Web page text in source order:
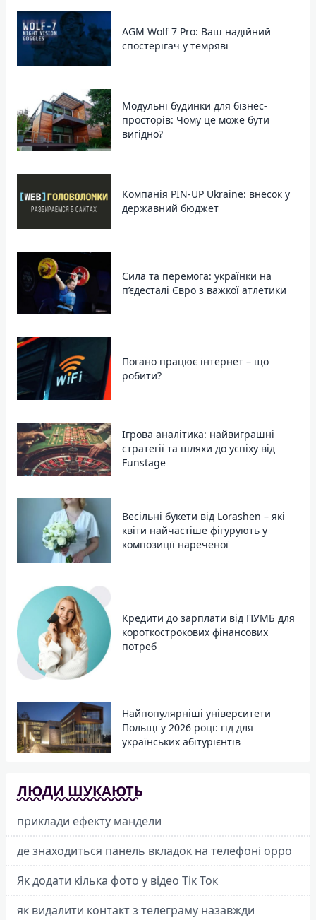
AGM Wolf 7 Pro: Ваш надійний
спостерігач у темряві
Модульні будинки для бізнес-
просторів: Чому це може бути
вигідно?
Компанія PIN-UP Ukraine: внесок у
державний бюджет
Сила та перемога: українки на
п’єдесталі Євро з важкої атлетики
Погано працює інтернет – що
робити?
Ігрова аналітика: найвиграшні
стратегії та шляхи до успіху від
Funstage
Весільні букети від Lorashen – які
квіти найчастіше фігурують у
композиції нареченої
Кредити до зарплати від ПУМБ для
короткострокових фінансових
потреб
Найпопулярніші університети
Польщі у 2026 році: гід для
українських абітурієнтів
ЛЮДИ ШУКАЮТЬ
приклади ефекту мандели
де знаходиться панель вкладок на телефоні oppo
Як додати кілька фото у відео Тік Ток
як видалити контакт з телеграму назавжди